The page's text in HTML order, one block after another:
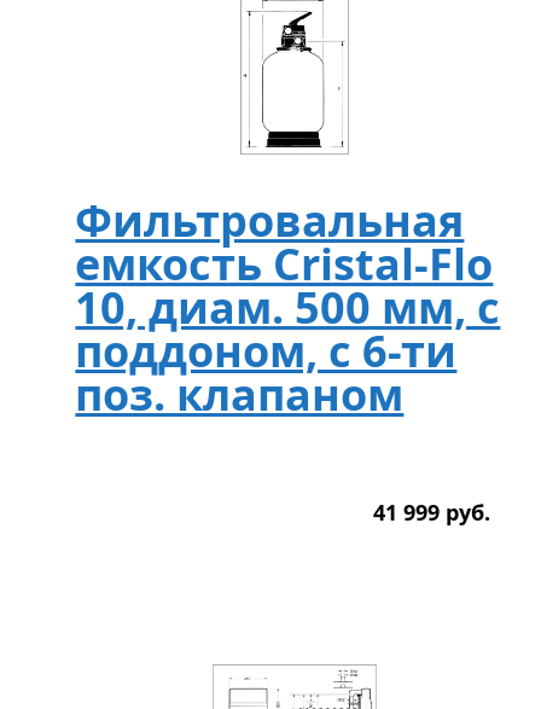
Фильтровальная
емкость Cristal-Flo
10, диам. 500 мм, с
поддоном, с 6-ти
поз. клапаном
41 999 руб.